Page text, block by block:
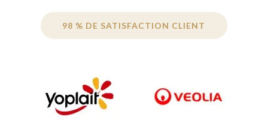
98 % DE SATISFACTION CLIENT